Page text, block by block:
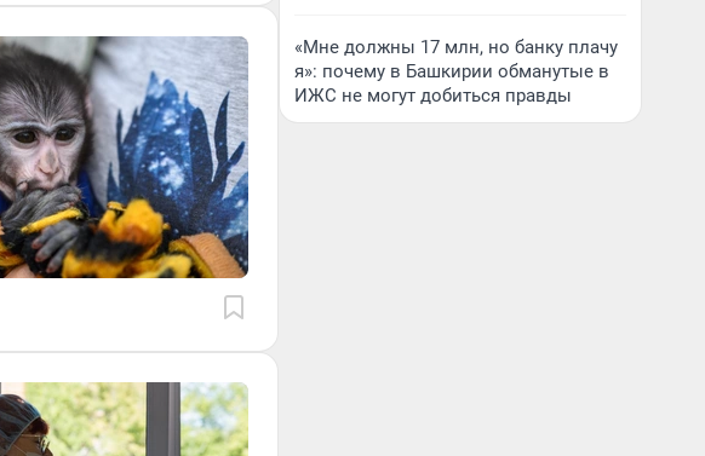
«Мне должны 17 млн, но банку плачу
я»: почему в Башкирии обманутые в
ИЖС не могут добиться правды